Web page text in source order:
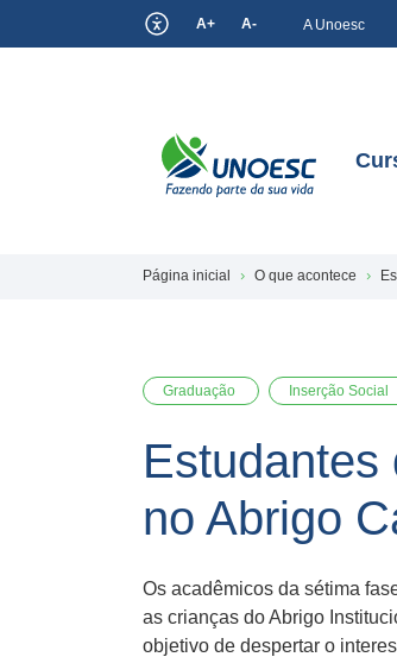
A+ A- A Unoesc
Página inicial O que acontece
Graduação Inserção Social
Estudantes
no Abrigo
Os acadêmicos da sétima
as crianças do Abrigo
objetivo de despertar o